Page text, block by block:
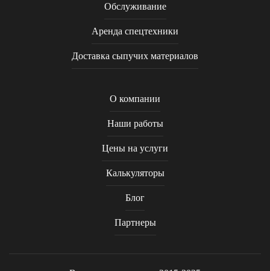
Обслуживание
Аренда спецтехники
Доставка сыпучих материалов
О компании
Наши работы
Цены на услуги
Калькуляторы
Блог
Партнеры